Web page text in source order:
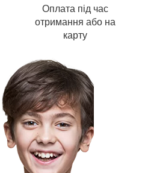
Оплата під час
отримання або на
карту